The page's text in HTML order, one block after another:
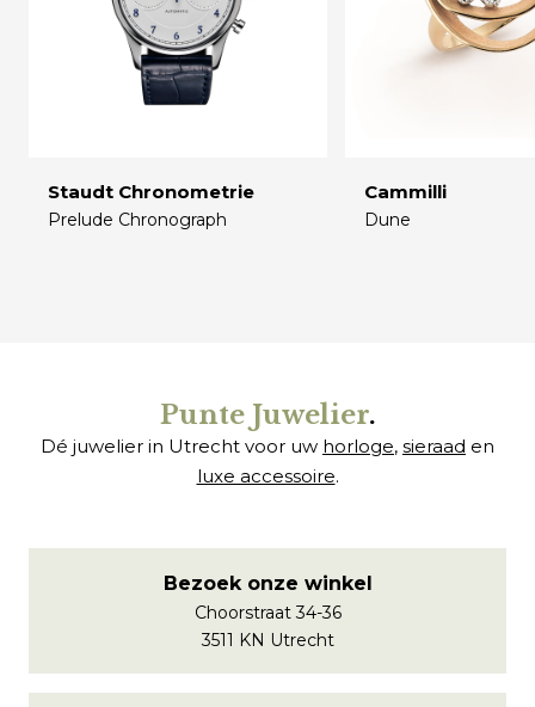
Staudt Chronometrie
Prelude Chronograph
Cammilli
Dune
Punte Juwelier.
Dé juwelier in Utrecht voor uw horloge, sieraad en
luxe accessoire.
Bezoek onze winkel
Choorstraat 34-36
3511 KN Utrecht